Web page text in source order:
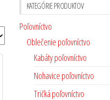
KATEGÓRIE PRODUKTOV
Poľovníctvo
Oblečenie poľovníctvo
Kabáty poľovníctvo
Nohavice poľovníctvo
Tričká poľovníctvo